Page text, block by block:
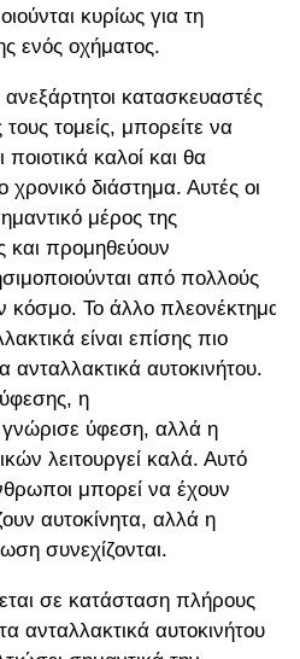
κυρίως για τη
ενός οχήματος.
ανεξάρτητοι κατασκευαστές
τους τομείς, μπορείτε να
ποιοτικά καλοί και θα
χρονικό διάστημα. Αυτές οι
μέρος της
και προμηθεύουν
από πολλούς
Το άλλο πλεονέκτημα
είναι επίσης πιο
αυτοκινήτου.
η
γνώρισε ύφεση, αλλά η
λειτουργεί καλά. Αυτό
μπορεί να έχουν
αυτοκίνητα, αλλά η
συνεχίζονται.
σε κατάσταση πλήρους
ανταλλακτικά αυτοκινήτου